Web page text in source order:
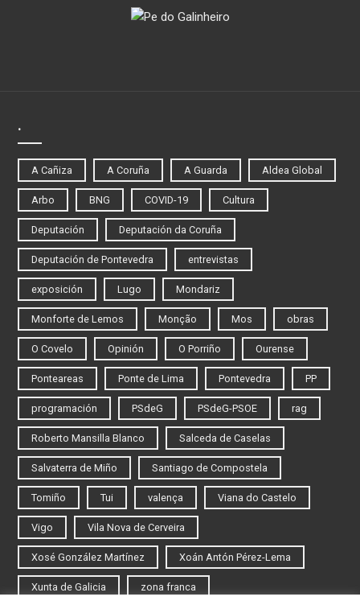
.
A Cañiza A Coruña A Guarda Aldea Global
Arbo BNG COVID-19 Cultura
Deputación Deputación da Coruña
Deputación de Pontevedra entrevistas
exposición Lugo Mondariz
Monforte de Lemos Monção Mos obras
O Covelo Opinión O Porriño Ourense
Ponteareas Ponte de Lima Pontevedra PP
programación PSdeG PSdeG-PSOE rag
Roberto Mansilla Blanco Salceda de Caselas
Salvaterra de Miño Santiago de Compostela
Tomiño Tui valença Viana do Castelo
Vigo Vila Nova de Cerveira
Xosé González Martínez Xoán Antón Pérez-Lema
Xunta de Galicia zona franca